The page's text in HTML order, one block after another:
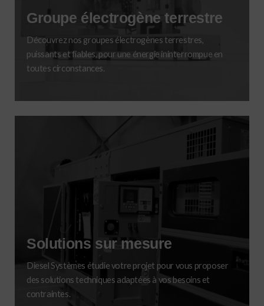
Groupe électrogène terrestre
Découvrez nos groupes électrogènes terrestres,
puissants et fiables, pour une énergie ininterrompue en
toutes circonstances.
Solutions sur mesure
Diesel Systèmes étudie votre projet pour vous proposer
des solutions techniques adaptées à vos besoins et
contraintes.